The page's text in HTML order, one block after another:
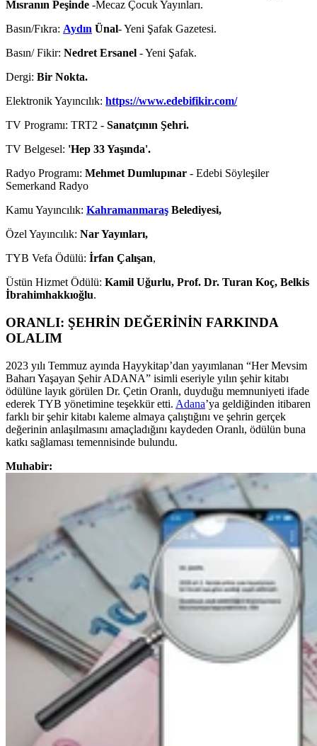
Mısranın Peşinde -Mecaz Çocuk Yayınları.
Basın/Fıkra: Aydın Ünal- Yeni Şafak Gazetesi.
Basın/ Fikir: Nedret Ersanel - Yeni Şafak.
Dergi: Bir Nokta.
Elektronik Yayıncılık: https://www.edebifikir.com/
TV Programı: TRT2 - Sanatçının Şehri.
TV Belgesel: 'Hep 33 Yaşında'.
Radyo Programı: Mehmet Dumlupınar - Edebi Söyleşiler
Semerkand Radyo
Kamu Yayıncılık: Kahramanmaraş Belediyesi,
Özel Yayıncılık: Nar Yayınları,
TYB Vefa Ödülü: İrfan Çalışan,
Üstün Hizmet Ödülü: Kamil Uğurlu, Prof. Dr. Turan Koç, Belkis
İbrahimhakkıoğlu.
ORANLI: ŞEHRİN DEĞERİNİN FARKINDA
OLALIM
2023 yılı Temmuz ayında Hayykitap’dan yayımlanan “Her Mevsim
Baharı Yaşayan Şehir ADANA” isimli eseriyle yılın şehir kitabı
ödülüne layık görülen Dr. Çetin Oranlı, duyduğu memnuniyeti ifade
ederek TYB yönetimine teşekkür etti. Adana’ya geldiğinden itibaren
farklı bir şehir kitabı kaleme almaya çalıştığını ve şehrin gerçek
değerinin anlaşılmasını amaçladığını kaydeden Oranlı, ödülün buna
katkı sağlaması temennisinde bulundu.
Muhabir: